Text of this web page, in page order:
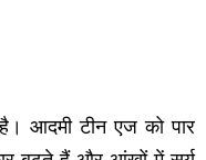
आदमी टीन एज को पार